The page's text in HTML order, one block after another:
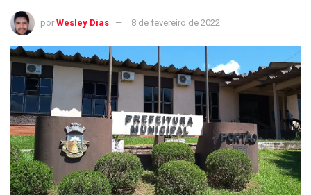
por Wesley Dias 8 de fevereiro de 2022